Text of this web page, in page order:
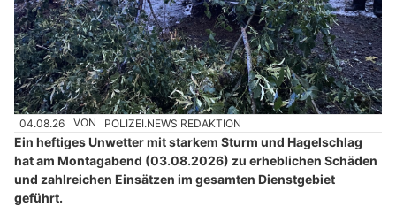
04.08.26 VON POLIZEI.NEWS REDAKTION
Ein heftiges Unwetter mit starkem Sturm und Hagelschlag
hat am Montagabend (03.08.2026) zu erheblichen Schäden
und zahlreichen Einsätzen im gesamten Dienstgebiet
geführt.